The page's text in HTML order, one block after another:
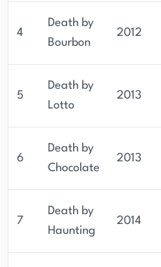
4
Death by
Bourbon
2012
5
Death by
Lotto
2013
6
Death by
Chocolate
2013
7
Death by
Haunting
2014